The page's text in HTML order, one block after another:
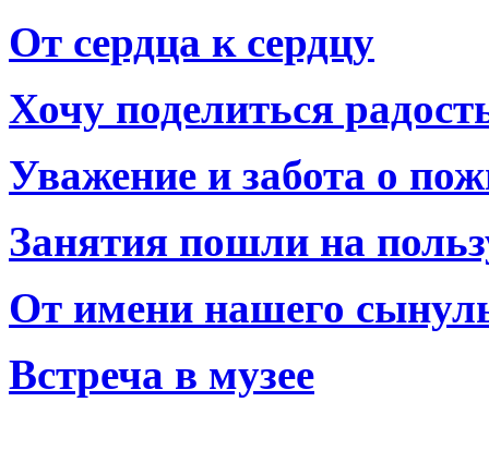
От сердца к сердцу
Хочу поделиться
Уважение и забота о
Занятия пошли на
От имени нашего
Встреча в музее